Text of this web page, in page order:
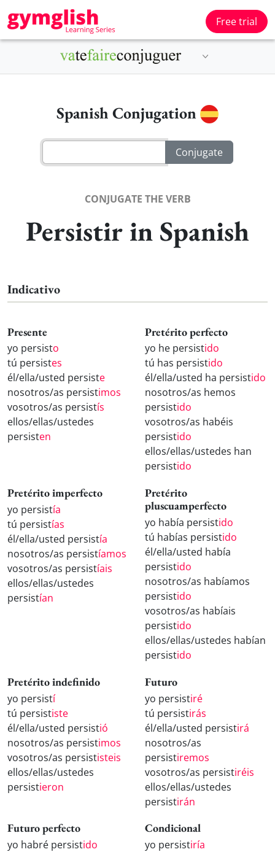
Free trial
Spanish Conjugation
CONJUGATE THE VERB
Persistir in Spanish
Indicativo
Presente
yo persisto
tú persistes
él/ella/usted persiste
nosotros/as persistimos
vosotros/as persistís
ellos/ellas/ustedes
persisten
Pretérito perfecto
yo he persistido
tú has persistido
él/ella/usted ha persistido
nosotros/as hemos
persistido
vosotros/as habéis
persistido
ellos/ellas/ustedes han
persistido
Pretérito imperfecto
yo persistía
tú persistías
él/ella/usted persistía
nosotros/as persistíamos
vosotros/as persistíais
ellos/ellas/ustedes
persistían
Pretérito
pluscuamperfecto
yo había persistido
tú habías persistido
él/ella/usted había
persistido
nosotros/as habíamos
persistido
vosotros/as habíais
persistido
ellos/ellas/ustedes habían
persistido
Pretérito indefinido
yo persistí
tú persististe
él/ella/usted persistió
nosotros/as persistimos
vosotros/as persististeis
ellos/ellas/ustedes
persistieron
Futuro
yo persistiré
tú persistirás
él/ella/usted persistirá
nosotros/as
persistiremos
vosotros/as persistiréis
ellos/ellas/ustedes
persistirán
Futuro perfecto
yo habré persistido
Condicional
yo persistiría